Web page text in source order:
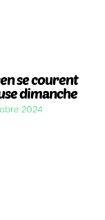
se courent
dimanche
2024